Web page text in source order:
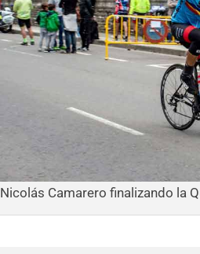
Nicolás Camarero finalizando la